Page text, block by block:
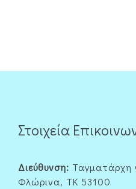
Στοιχεία
Διεύθυνση: Ταγματάρχη
Φλώρινα, ΤΚ 53100